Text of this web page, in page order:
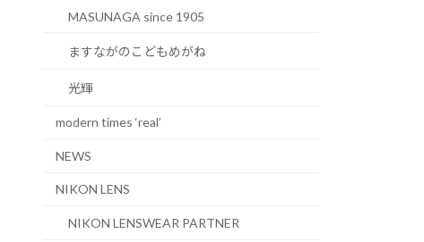
MASUNAGA since 1905
ますながのこどもめがね
光輝
modern times ‘real’
NEWS
NIKON LENS
NIKON LENSWEAR PARTNER